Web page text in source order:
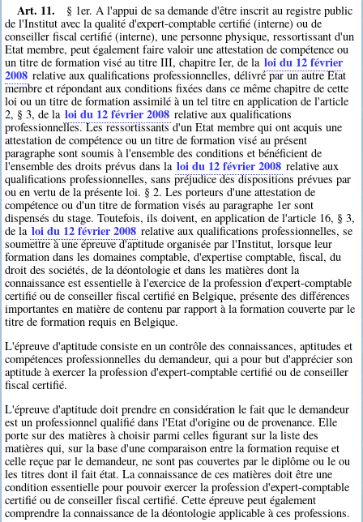
Art. 11.
§ 1er. A l'appui de sa demande d'être inscrit au registre public
de l'Institut avec la qualité d'expert-comptable certifié (interne) ou de
conseiller fiscal certifié (interne), une personne physique, ressortissant d'un
Etat membre, peut également faire valoir une attestation de compétence ou
un titre de formation visé au titre III, chapitre Ier, de la loi du 12 février
2008 relative aux qualifications professionnelles, délivré par un autre Etat
membre et répondant aux conditions fixées dans ce même chapitre de cette
loi ou un titre de formation assimilé à un tel titre en application de l'article
2, § 3, de la loi du 12 février 2008 relative aux qualifications
professionnelles. Les ressortissants d'un Etat membre qui ont acquis une
attestation de compétence ou un titre de formation visé au présent
paragraphe sont soumis à l'ensemble des conditions et bénéficient de
l'ensemble des droits prévus dans la loi du 12 février 2008 relative aux
qualifications professionnelles, sans préjudice des dispositions prévues par
ou en vertu de la présente loi. § 2. Les porteurs d'une attestation de
compétence ou d'un titre de formation visés au paragraphe 1er sont
dispensés du stage. Toutefois, ils doivent, en application de l'article 16, § 3,
de la loi du 12 février 2008 relative aux qualifications professionnelles, se
soumettre à une épreuve d'aptitude organisée par l'Institut, lorsque leur
formation dans les domaines comptable, d'expertise comptable, fiscal, du
droit des sociétés, de la déontologie et dans les matières dont la
connaissance est essentielle à l'exercice de la profession d'expert-comptable
certifié ou de conseiller fiscal certifié en Belgique, présente des différences
importantes en matière de contenu par rapport à la formation couverte par le
titre de formation requis en Belgique.
L'épreuve d'aptitude consiste en un contrôle des connaissances, aptitudes et
compétences professionnelles du demandeur, qui a pour but d'apprécier son
aptitude à exercer la profession d'expert-comptable certifié ou de conseiller
fiscal certifié.
L'épreuve d'aptitude doit prendre en considération le fait que le demandeur
est un professionnel qualifié dans l'Etat d'origine ou de provenance. Elle
porte sur des matières à choisir parmi celles figurant sur la liste des
matières qui, sur la base d'une comparaison entre la formation requise et
celle reçue par le demandeur, ne sont pas couvertes par le diplôme ou le ou
les titres dont il fait état. La connaissance de ces matières doit être une
condition essentielle pour pouvoir exercer la profession d'expert-comptable
certifié ou de conseiller fiscal certifié. Cette épreuve peut également
comprendre la connaissance de la déontologie applicable à ces professions.